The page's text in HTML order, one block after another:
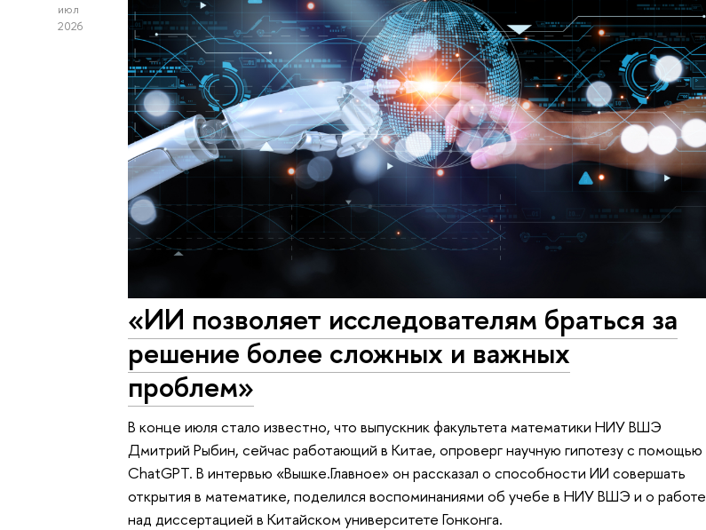
июл
2026
«ИИ позволяет исследователям браться за
решение более сложных и важных
проблем»
В конце июля стало известно, что выпускник факультета математики НИУ ВШЭ
Дмитрий Рыбин, сейчас работающий в Китае, опроверг научную гипотезу с помощью
ChatGPT. В интервью «Вышке.Главное» он рассказал о способности ИИ совершать
открытия в математике, поделился воспоминаниями об учебе в НИУ ВШЭ и о работе
над диссертацией в Китайском университете Гонконга.